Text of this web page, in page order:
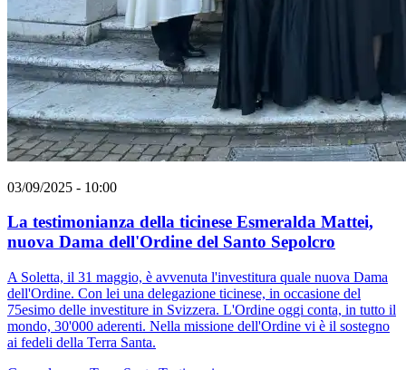
03/09/2025 - 10:00
La testimonianza della ticinese Esmeralda Mattei,
nuova Dama dell'Ordine del Santo Sepolcro
A Soletta, il 31 maggio, è avvenuta l'investitura quale nuova Dama
dell'Ordine. Con lei una delegazione ticinese, in occasione del
75esimo delle investiture in Svizzera. L'Ordine oggi conta, in tutto il
mondo, 30'000 aderenti. Nella missione dell'Ordine vi è il sostegno
ai fedeli della Terra Santa.